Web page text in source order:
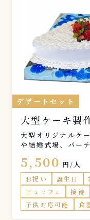
デザートセット
大型ケーキ製
大型オリジナルケ
や結婚式場、パー
まざまなシーンで
メニューの作成も
日より最低２週間
5,500 円/人
お祝い 誕生日
ビュッフェ
接待
子供対応可能
食